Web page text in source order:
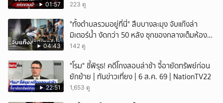
01:57 223 ดู
04:43
"ทั้งตำบลรวมอยู่ที่นี่" สืบบางละมุง จับแก๊งล่า
มิเตอร์น้ำ งัดกว่า 50 หลัง ซุกของกลางเต็มห้อง
สารภาพขายหาเงินซื้อยา จ.ชลบุรี
142 ดู
22:51
"โรม" ชี้พิรุธ! คดีโกงสอบล่าช้า จี้อายัดทรัพย์ก่อน
ยักย้าย | ทันข่าวเที่ยง | 6 ส.ค. 69 | NationTV22
1,653 ดู